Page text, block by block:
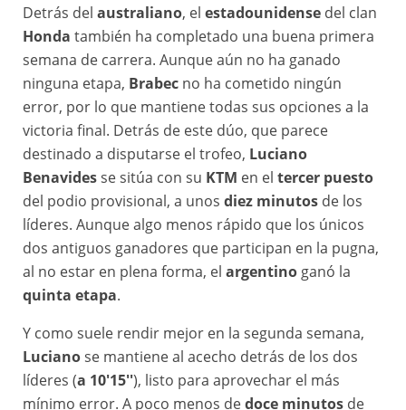
Detrás del australiano, el estadounidense del clan
Honda también ha completado una buena primera
semana de carrera. Aunque aún no ha ganado
ninguna etapa, Brabec no ha cometido ningún
error, por lo que mantiene todas sus opciones a la
victoria final. Detrás de este dúo, que parece
destinado a disputarse el trofeo, Luciano
Benavidesse sitúa con su KTM en el tercer puesto
del podio provisional, a unos diez minutos de los
líderes. Aunque algo menos rápido que los únicos
dos antiguos ganadores que participan en la pugna,
al no estar en plena forma, el argentino ganó la
quinta etapa.
Y como suele rendir mejor en la segunda semana,
Lucianose mantiene al acecho detrás de los dos
líderes (a 10'15''), listo para aprovechar el más
mínimo error. A poco menos dedoce minutos de